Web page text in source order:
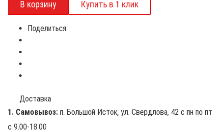
Поделиться:
Доставка
1. Самовывоз: п. Большой Исток, ул. Свердлова, 42 с пн по пт
с 9.00-18.00